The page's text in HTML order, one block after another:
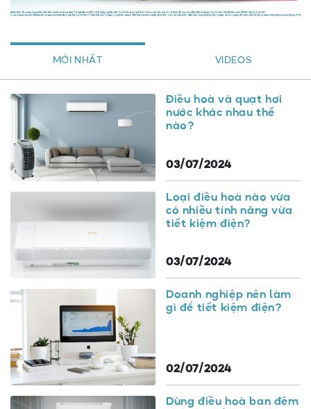
MỚI NHẤT VIDEOS
Điều hoà và quạt hơi
nước khác nhau thế
nào?
03/07/2024
Loại điều hoà nào vừa
có nhiều tính năng vừa
tiết kiệm điện?
03/07/2024
Doanh nghiệp nên làm
gì để tiết kiệm điện?
02/07/2024
Dùng điều hoà ban đêm